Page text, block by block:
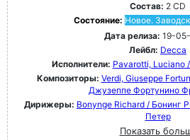
Состав: 2 CD
Состояние: Новое.
Дата релиза: 19-
Лейбл: Decca
Исполнители: Pavarotti, Luciano
Композиторы: Verdi, Giuseppe
Джузеппе Фортунино
Дирижеры: Bonynge Richard / Бонинг
Петер
Показать